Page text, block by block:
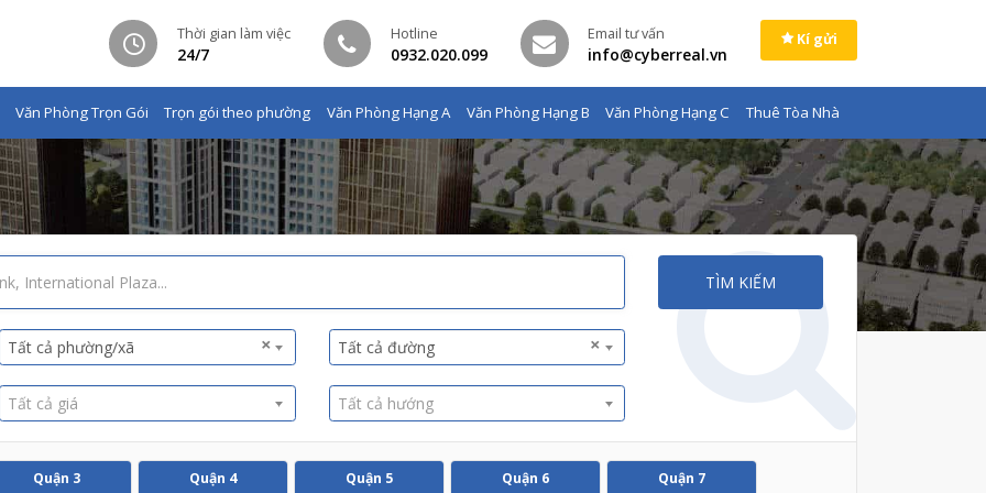
Thời gian làm việc
24/7
Hotline
0932.020.099
Email tư vấn
info@cyberreal.vn
Kí gửi
Văn Phòng Trọn Gói Trọn gói theo phường Văn Phòng Hạng A Văn Phòng Hạng B Văn Phòng Hạng C Thuê Tòa Nhà
×
Tất cả phường/xã ×
Tất cả đường
Tất cả giá Tất cả hướng
TÌM KIẾM
Quận 3 Quận 4 Quận 5 Quận 6 Quận 7